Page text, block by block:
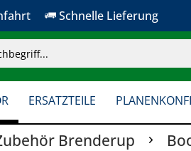
Schnelle Lieferung
ERSATZTEILE
Brenderup